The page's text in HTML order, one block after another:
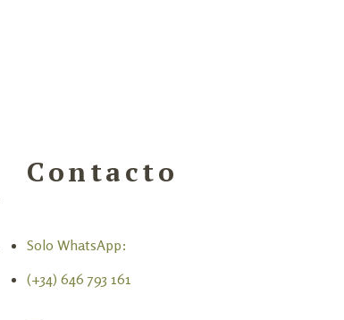
Contacto
Solo WhatsApp:
(+34) 646 793 161